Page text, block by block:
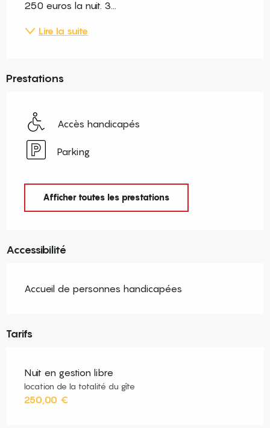
250 euros la nuit. 3...
Lire la suite
Prestations
Accès handicapés
Parking
Afficher toutes les prestations
Accessibilité
Accueil de personnes handicapées
Tarifs
Nuit en gestion libre
location de la totalité du gîte
250,00 €